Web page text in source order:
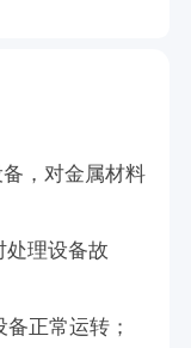
，对金属材料
处理设备故
正常运转；